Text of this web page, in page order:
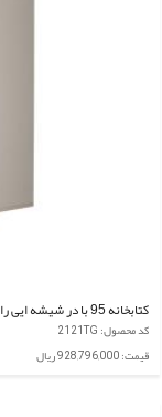
کتابخانه 95 با در شیشه ایی رامان
کد محصول: 2121TG
قیمت: 928,796,000 ریال